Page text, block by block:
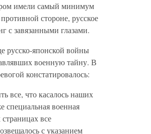
имели самый минимум
стороне, русское
с завязанными глазами.
русско-японской войны
военную тайну. В
констатировалось:
все, что касалось наших
военная
все
с указанием